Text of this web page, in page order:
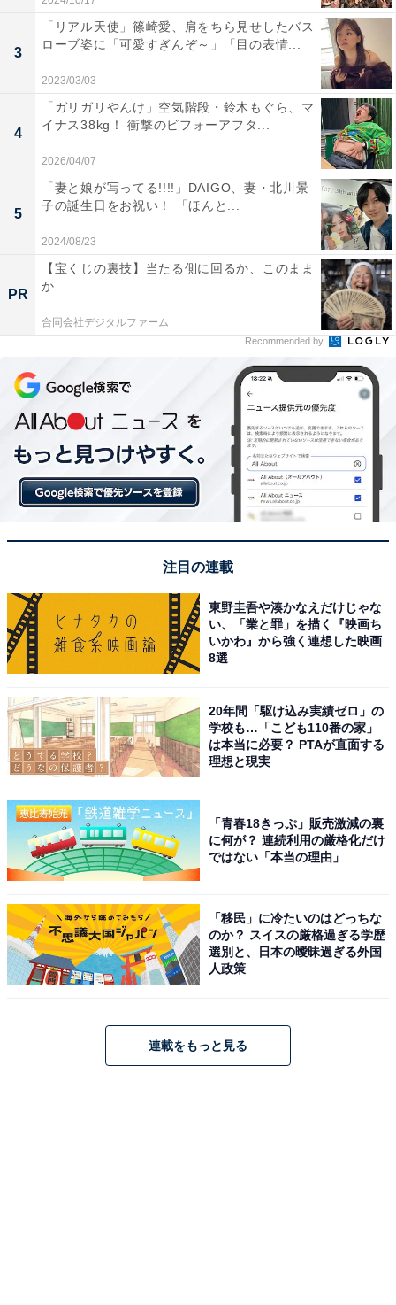
3
「リアル天使」篠崎愛、肩をちら見せしたバス
ローブ姿に「可愛すぎんぞ～」「目の表情...
2023/03/03
4
「ガリガリやんけ」空気階段・鈴木もぐら、マ
イナス38kg！ 衝撃のビフォーアフタ...
2026/04/07
5
「妻と娘が写ってる!!!!」DAIGO、妻・北川景
子の誕生日をお祝い！ 「ほんと...
2024/08/23
PR
【宝くじの裏技】当たる側に回るか、このまま
か
合同会社デジタルファーム
Recommended by
注目の連載
東野圭吾や湊かなえだけじゃな
い、「業と罪」を描く『映画ち
いかわ』から強く連想した映画
8選
20年間「駆け込み実績ゼロ」の
学校も…「こども110番の家」
は本当に必要？ PTAが直面する
理想と現実
「青春18きっぷ」販売激減の裏
に何が？ 連続利用の厳格化だけ
ではない「本当の理由」
「移民」に冷たいのはどっちな
のか？ スイスの厳格過ぎる学歴
選別と、日本の曖昧過ぎる外国
人政策
連載をもっと見る